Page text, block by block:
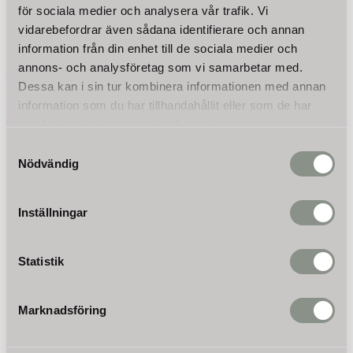
för sociala medier och analysera vår trafik. Vi
vidarebefordrar även sådana identifierare och annan
information från din enhet till de sociala medier och
annons- och analysföretag som vi samarbetar med.
Dessa kan i sin tur kombinera informationen med annan
information som du har tillhandahållit eller som de har
samlat in när du har använt deras tjänster.
Nödvändig
Inställningar
Statistik
Marknadsföring
(254mm)
Aktivt kolblockfiltret tar enkelt
bort fluorid, ozon, pesticid,
rost, kalcium och klor.
175KR
(254mm)
Sedimentfiltret PPW på 5
mikron tar enkelt bort fluorid,
sediment, damm, sand, rost,
alger och andra flytande
partiklar mindre än 10µ ur
175KR